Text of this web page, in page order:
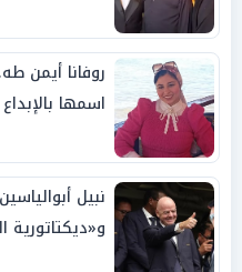
روفانا أيمن
اسمها
نبيل
و«ديكتاتورية